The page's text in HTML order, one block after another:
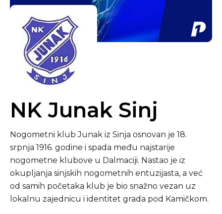
NK Junak Sinj
Nogometni klub Junak iz Sinja osnovan je 18.
srpnja 1916. godine i spada među najstarije
nogometne klubove u Dalmaciji. Nastao je iz
okupljanja sinjskih nogometnih entuzijasta, a već
od samih početaka klub je bio snažno vezan uz
lokalnu zajednicu i identitet grada pod Kamičkom.